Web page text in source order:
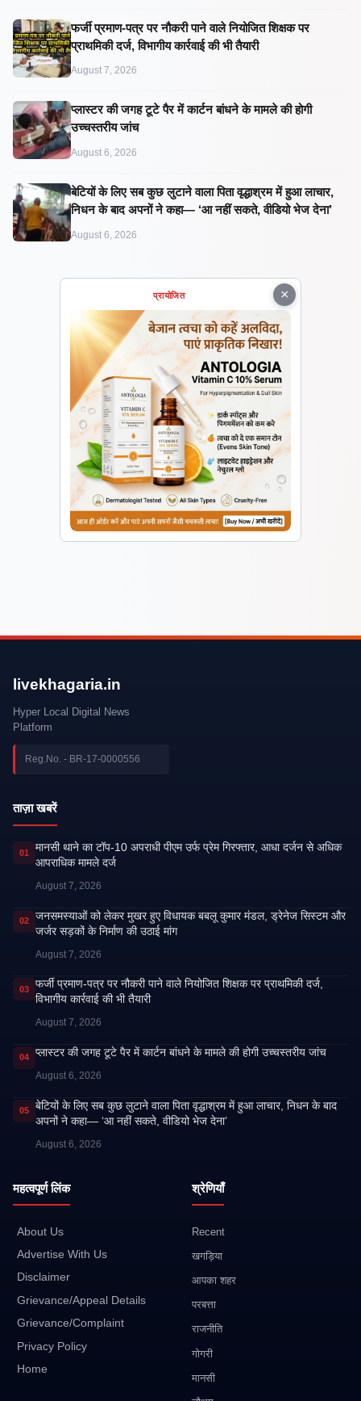
फर्जी प्रमाण-पत्र पर नौकरी पाने वाले नियोजित शिक्षक पर
प्राथमिकी दर्ज, विभागीय कार्रवाई की भी तैयारी
August 7, 2026
प्लास्टर की जगह टूटे पैर में कार्टन बांधने के मामले की होगी
उच्चस्तरीय जांच
August 6, 2026
बेटियों के लिए सब कुछ लुटाने वाला पिता वृद्धाश्रम में हुआ लाचार,
निधन के बाद अपनों ने कहा— ‘आ नहीं सकते, वीडियो भेज देना’
August 6, 2026
×
प्रायोजित
livekhagaria.in
Hyper Local Digital News
Platform
Reg.No. - BR-17-0000556
ताज़ा खबरें
01
मानसी थाने का टॉप-10 अपराधी पीएम उर्फ प्रेम गिरफ्तार, आधा दर्जन से अधिक
आपराधिक मामले दर्ज
August 7, 2026
02
जनसमस्याओं को लेकर मुखर हुए विधायक बबलू कुमार मंडल, ड्रेनेज सिस्टम और
जर्जर सड़कों के निर्माण की उठाई मांग
August 7, 2026
03
फर्जी प्रमाण-पत्र पर नौकरी पाने वाले नियोजित शिक्षक पर प्राथमिकी दर्ज,
विभागीय कार्रवाई की भी तैयारी
August 7, 2026
04 प्लास्टर की जगह टूटे पैर में कार्टन बांधने के मामले की होगी उच्चस्तरीय जांच
August 6, 2026
05
बेटियों के लिए सब कुछ लुटाने वाला पिता वृद्धाश्रम में हुआ लाचार, निधन के बाद
अपनों ने कहा— ‘आ नहीं सकते, वीडियो भेज देना’
August 6, 2026
महत्वपूर्ण लिंक
About Us
Advertise With Us
Disclaimer
Grievance/Appeal Details
Grievance/Complaint
Privacy Policy
Home
श्रेणियाँ
Recent
खगड़िया
आपका शहर
परबत्ता
राजनीति
गोगरी
मानसी